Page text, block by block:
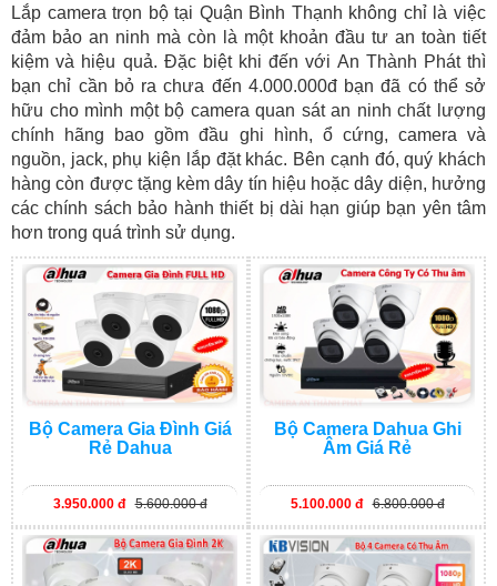
Lắp camera trọn bộ tại Quận Bình Thạnh không chỉ là việc
đảm bảo an ninh mà còn là một khoản đầu tư an toàn tiết
kiệm và hiệu quả. Đặc biệt khi đến với An Thành Phát thì
bạn chỉ cần bỏ ra chưa đến 4.000.000đ bạn đã có thể sở
hữu cho mình một bộ camera quan sát an ninh chất lượng
chính hãng bao gồm đầu ghi hình, ổ cứng, camera và
nguồn, jack, phụ kiện lắp đặt khác. Bên cạnh đó, quý khách
hàng còn được tặng kèm dây tín hiệu hoặc dây diện, hưởng
các chính sách bảo hành thiết bị dài hạn giúp bạn yên tâm
hơn trong quá trình sử dụng.
Bộ Camera Gia Đình Giá
Rẻ Dahua
3.950.000 đ 5.600.000 đ
Bộ Camera Dahua Ghi
Âm Giá Rẻ
5.100.000 đ 6.800.000 đ